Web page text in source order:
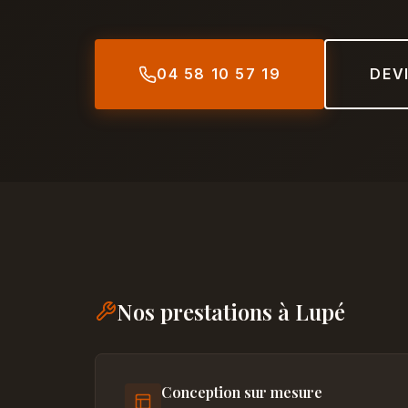
04 58 10 57 19
Nos prestations à Lupé
Conception sur mesure